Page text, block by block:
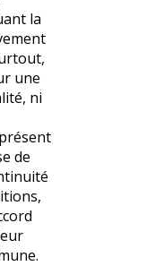
la
une
ni
de